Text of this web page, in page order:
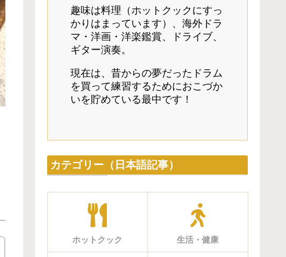
趣味は料理（ホットクックにすっ
かりはまっています）、海外ドラ
マ・洋画・洋楽鑑賞、ドライブ、
ギター演奏。
現在は、昔からの夢だったドラム
を買って練習するためにおこづか
いを貯めている最中です！
カテゴリー（日本語記事）
ホットクック 生活・健康